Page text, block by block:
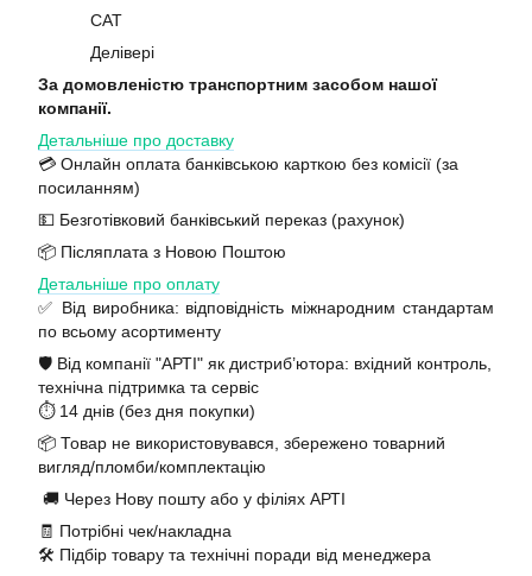
САТ
Делівері
За домовленістю транспортним засобом нашої
компанії.
Детальніше про доставку
💳 Онлайн оплата банківською карткою без комісії (за
посиланням)
💵 Безготівковий банківський переказ (рахунок)
📦 Післяплата з Новою Поштою
Детальніше про оплату
✅ Від виробника: відповідність міжнародним стандартам
по всьому асортименту
🛡️ Від компанії "АРТІ" як дистриб’ютора: вхідний контроль,
технічна підтримка та сервіс
⏱️ 14 днів (без дня покупки)
📦 Товар не використовувався, збережено товарний
вигляд/пломби/комплектацію
🚚 Через Нову пошту або у філіях АРТІ
🧾 Потрібні чек/накладна
🛠️ Підбір товару та технічні поради від менеджера